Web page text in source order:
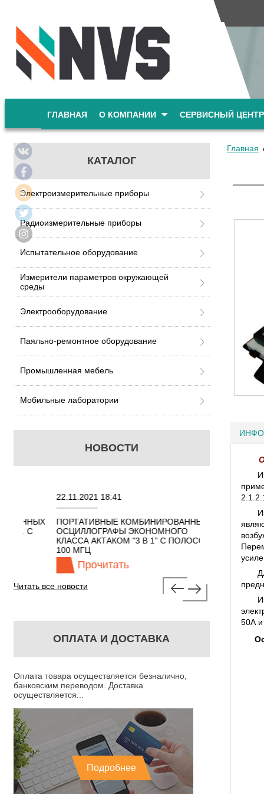
ГЛАВНАЯ О КОМПАНИИ СЕРВИСНЫЙ ЦЕНТР
КАТАЛОГ
Электроизмерительные приборы
Радиоизмерительные приборы
Испытательное оборудование
Измерители параметров окружающей
среды
Электрооборудование
Паяльно-ремонтное оборудование
Промышленная мебель
Мобильные лаборатории
НОВОСТИ
22.11.2021 18:41
ПОРТАТИВНЫЕ КОМБИНИРОВАННЫЕ
ОСЦИЛЛОГРАФЫ ЭКОНОМНОГО
КЛАССА АКТАКОМ "3 В 1" С ПОЛОСОЙ
100 МГЦ
Прочитать
02.08.2021 18:41
ОСЦИЛЛОГРАФЫ
Читать все новости
ОПЛАТА И ДОСТАВКА
Оплата товара осуществляется безналично,
банковским переводом. Доставка
осуществляется...
Подробнее
Главная
50А